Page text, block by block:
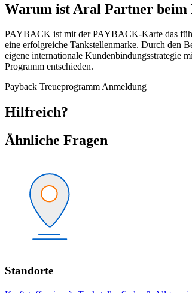
Warum ist Aral Partner beim
PAYBACK ist mit der PAYBACK-Karte das
eine erfolgreiche Tankstellenmarke. Durch den
eigene internationale Kundenbindungsstrategie
Programm entschieden.
Payback TreueprogrammAnmeldung
Hilfreich?
Ähnliche Fragen
Standorte